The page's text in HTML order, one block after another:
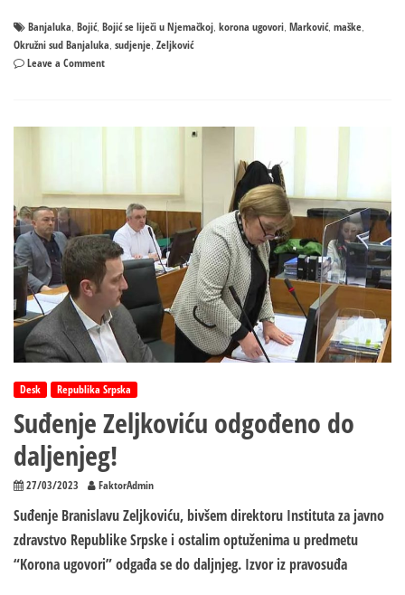
Banjaluka Bojić, Bojić se liječi u Njemačkoj korona ugovori Marković, maške
Okružni sud Banjaluka sudjenje Zeljković
Leave a Commenton
Odgođeno
suđenje
Zeljkoviću!
Desk Republika Srpska
Suđenje Zeljkoviću odgođeno do
daljenjeg!
27/03/2023 FaktorAdmin
Suđenje Branislavu Zeljkoviću, bivšem direktoru Instituta za javno
zdravstvo Republike Srpske i ostalim optuženima u predmetu
“Korona ugovori” odgađa se do daljnjeg. Izvor iz pravosuđa